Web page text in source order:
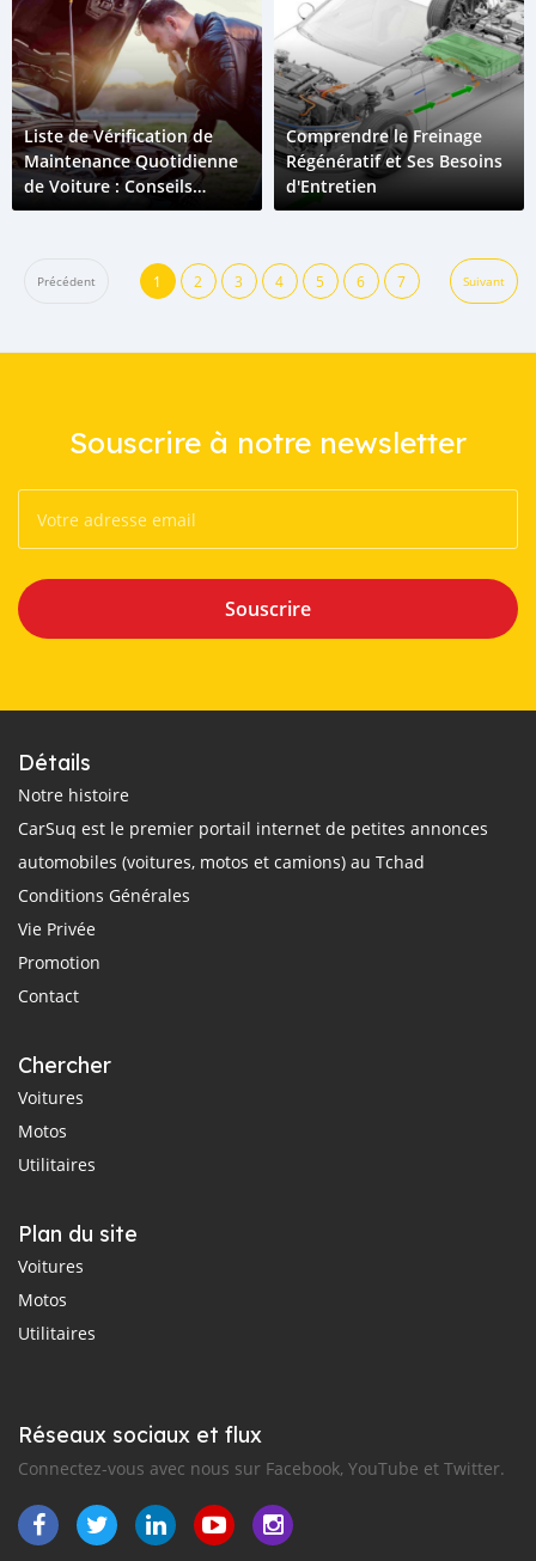
Liste de Vérification de
Maintenance Quotidienne
de Voiture : Conseils
Rapides pour les
Occupés au Tchad
Comprendre le Freinage
Régénératif et Ses Besoins
d'Entretien
Précédent 1 2 3 4 5 6 7 Suivant
Souscrire à notre newsletter
Souscrire
Détails
Notre histoire
CarSuq est le premier portail internet de petites annonces
automobiles (voitures, motos et camions) au Tchad
Conditions Générales
Vie Privée
Promotion
Contact
Chercher
Voitures
Motos
Utilitaires
Plan du site
Voitures
Motos
Utilitaires
Réseaux sociaux et flux
Connectez-vous avec nous sur Facebook, YouTube et Twitter.